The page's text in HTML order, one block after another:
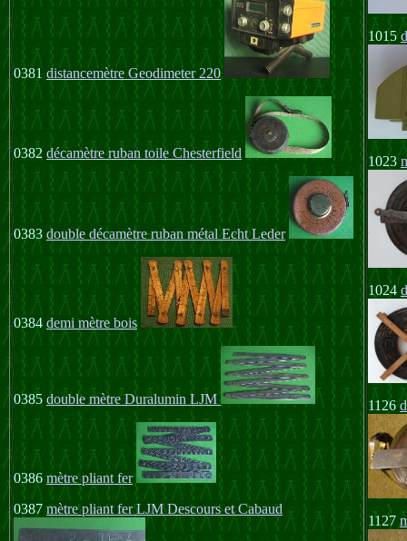
0381 distancemètre Geodimeter 220
0382 décamètre ruban toile Chesterfield
0383 double décamètre ruban métal Echt Leder
0384 demi mètre bois
0385 double mètre Duralumin LJM
0386 mètre pliant fer
0387 mètre pliant fer LJM Descours et Cabaud
1015
1023
1024
1126
1127